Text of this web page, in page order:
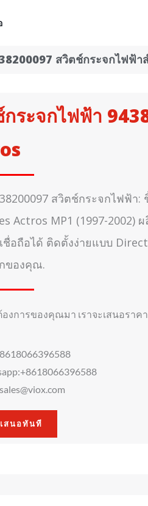
สวิตช์กระจกไฟฟ้าส
ระจกไฟฟ้า
สวิตช์กระจกไฟฟ้
Actros MP1 (1997-
ชื่อถือได้ ติดตั้งง่ายแบบ
ของคุณ.
งการของคุณมา เราจะเสนอรา
sales@viox.com
สนอทันที